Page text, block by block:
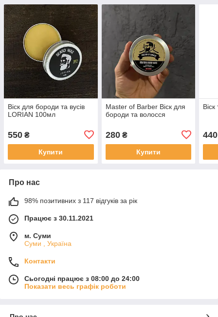
Віск для бороди та вусів
LORIAN 100мл
550 ₴
Купити
Master of Barber Віск для
бороди та волосся
280₴
Купити
440
Про нас
98% позитивних з 117 відгуків за рік
Працює з 30.11.2021
м. Суми
Суми , Україна
Контакти
Сьогодні працює з 08:00 до 24:00
Показати весь графік роботи